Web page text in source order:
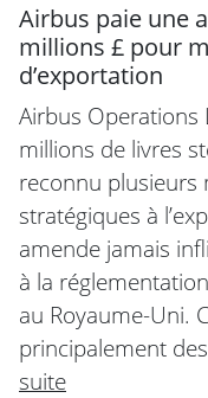
Airbus paie une
millions £ pour
d’exportation
Airbus Operations
millions de livres
reconnu plusieurs
stratégiques à
amende jamais
à la
au Royaume-Uni.
principalement
suite